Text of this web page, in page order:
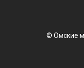
© Омские